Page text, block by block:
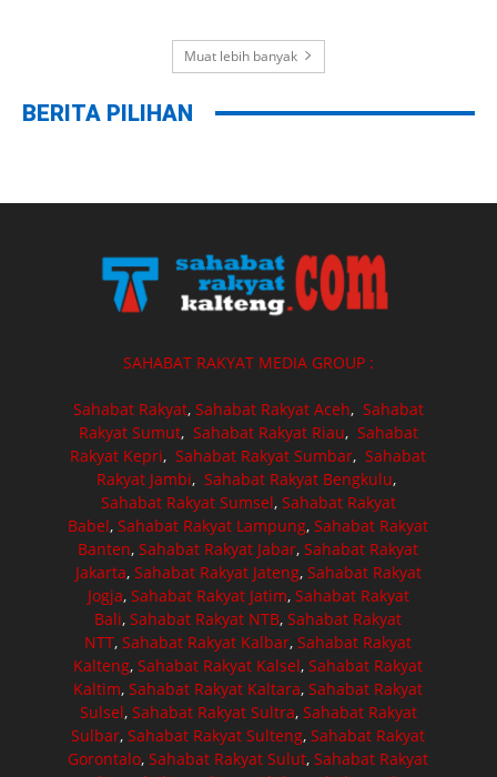
Muat lebih banyak
BERITA PILIHAN
SAHABAT RAKYAT MEDIA GROUP :
Sahabat Rakyat, Sahabat Rakyat Aceh, Sahabat
Rakyat Sumut, Sahabat Rakyat Riau, Sahabat
Rakyat Kepri,Sahabat Rakyat Sumbar,Sahabat
Rakyat Jambi, Sahabat Rakyat Bengkulu,
Sahabat Rakyat Sumsel, Sahabat Rakyat
Babel,Sahabat Rakyat Lampung,Sahabat Rakyat
Banten,Sahabat Rakyat Jabar,Sahabat Rakyat
Jakarta, Sahabat Rakyat Jateng, Sahabat Rakyat
Jogja, Sahabat Rakyat Jatim, Sahabat Rakyat
Bali,Sahabat Rakyat NTB,Sahabat Rakyat
NTT,Sahabat Rakyat Kalbar,Sahabat Rakyat
Kalteng,Sahabat Rakyat Kalsel,Sahabat Rakyat
Kaltim,Sahabat Rakyat Kaltara,Sahabat Rakyat
Sulsel, Sahabat Rakyat Sultra, Sahabat Rakyat
Sulbar,Sahabat Rakyat Sulteng,Sahabat Rakyat
Gorontalo,Sahabat Rakyat Sulut,Sahabat Rakyat